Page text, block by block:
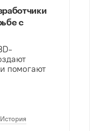
с
помогают
История